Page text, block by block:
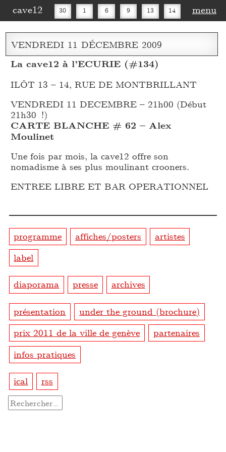
cave12 30 1 6 9 13 14
16 20 27 30
menu
VENDREDI 11 DÉCEMBRE 2009
La cave12 à l’ECURIE (#134)
ILÔT 13 – 14, RUE DE MONTBRILLANT
VENDREDI 11 DECEMBRE – 21h00 (Début
21h30 !)
CARTE BLANCHE # 62 – Alex
Moulinet
Une fois par mois, la cave12 offre son
nomadisme à ses plus moulinant crooners.
ENTREE LIBRE ET BAR OPERATIONNEL
programme affiches/posters
artistes
label
diaporama presse archives
présentation
under the ground (brochure)
prix 2011 de la ville de genève
partenaires
infos pratiques
ical rss
Rechercher :